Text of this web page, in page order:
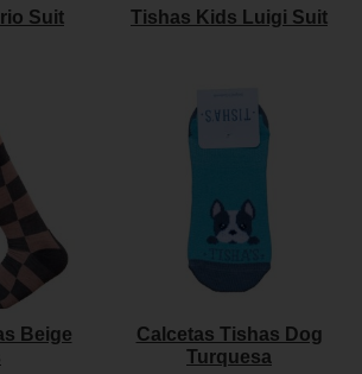
Suit Tishas Kids Luigi Suit
Beige
Calcetas Tishas Dog
Turquesa